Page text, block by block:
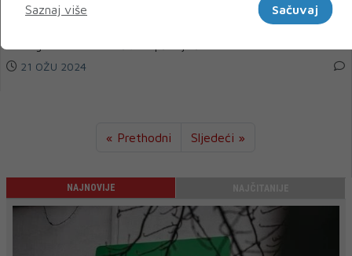
Izbornik ženske seniorske rukometne reprezentacije Bosne i
21 OŽU 2024
« Prethodni Sljedeći »
NAJNOVIJE
Saznaj više
Sačuvaj